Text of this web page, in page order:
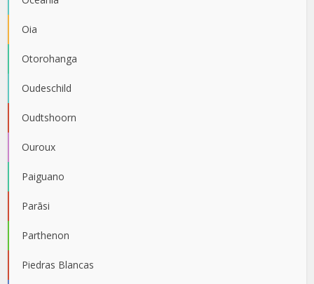
Oia
Otorohanga
Oudeschild
Oudtshoorn
Ouroux
Paiguano
Parāsi
Parthenon
Piedras Blancas